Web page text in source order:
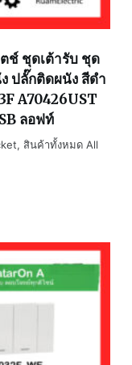
ช์ ชุดเต้ารับ ชุด
ปลั๊กติดผนัง สีดำ
A70426UST
ลอฟท์
, สินค้าทั้งหมด All